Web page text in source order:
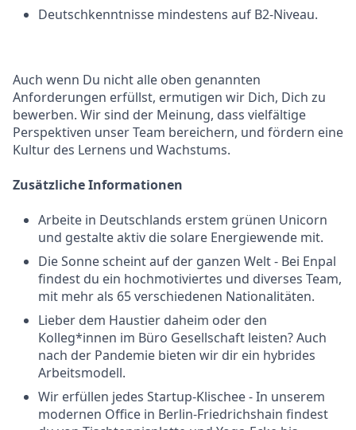
Deutschkenntnisse mindestens auf B2-Niveau.
Auch wenn Du nicht alle oben genannten
Anforderungen erfüllst, ermutigen wir Dich, Dich zu
bewerben. Wir sind der Meinung, dass vielfältige
Perspektiven unser Team bereichern, und fördern eine
Kultur des Lernens und Wachstums.
Zusätzliche Informationen
Arbeite in Deutschlands erstem grünen Unicorn
und gestalte aktiv die solare Energiewende mit.
Die Sonne scheint auf der ganzen Welt - Bei Enpal
findest du ein hochmotiviertes und diverses Team,
mit mehr als 65 verschiedenen Nationalitäten.
Lieber dem Haustier daheim oder den
Kolleg*innen im Büro Gesellschaft leisten? Auch
nach der Pandemie bieten wir dir ein hybrides
Arbeitsmodell.
Wir erfüllen jedes Startup-Klischee - In unserem
modernen Office in Berlin-Friedrichshain findest